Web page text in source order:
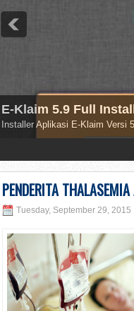
E-Klaim 5.9 Full
Installer Aplikasi E-Klaim Versi
PENDERITA
Tuesday, September 29, 2015